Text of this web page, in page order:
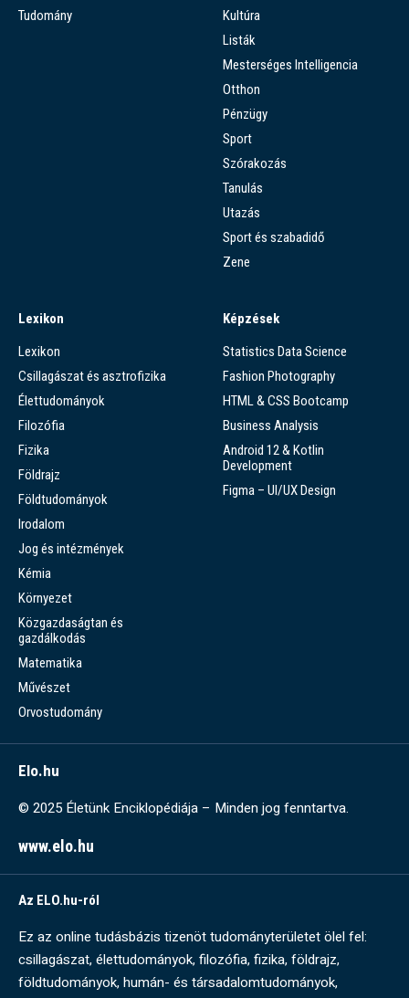
Tudomány
Kultúra
Listák
Mesterséges Intelligencia
Otthon
Pénzügy
Sport
Szórakozás
Tanulás
Utazás
Sport és szabadidő
Zene
Lexikon
Lexikon
Csillagászat és asztrofizika
Élettudományok
Filozófia
Fizika
Földrajz
Földtudományok
Irodalom
Jog és intézmények
Kémia
Környezet
Közgazdaságtan és
gazdálkodás
Matematika
Művészet
Orvostudomány
Képzések
Statistics Data Science
Fashion Photography
HTML & CSS Bootcamp
Business Analysis
Android 12 & Kotlin
Development
Figma – UI/UX Design
Elo.hu
© 2025 Életünk Enciklopédiája – Minden jog fenntartva.
www.elo.hu
Az ELO.hu-ról
Ez az online tudásbázis tizenöt tudományterületet ölel fel:
csillagászat, élettudományok, filozófia, fizika, földrajz,
földtudományok, humán- és társadalomtudományok,